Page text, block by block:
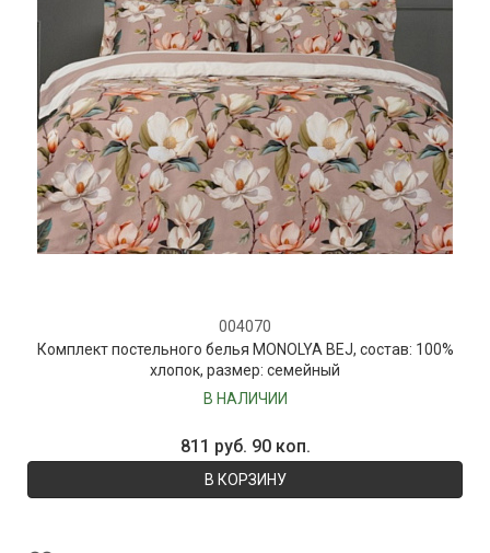
004070
Комплект постельного белья MONOLYA BEJ, состав: 100%
хлопок, размер: семейный
В НАЛИЧИИ
811 руб. 90 коп.
В КОРЗИНУ